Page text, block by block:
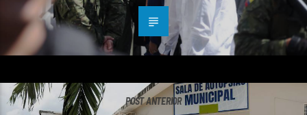
POST ANTERIOR